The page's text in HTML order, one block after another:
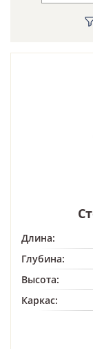
Портфолио
Длина:
Глубина:
Высота:
Каркас: